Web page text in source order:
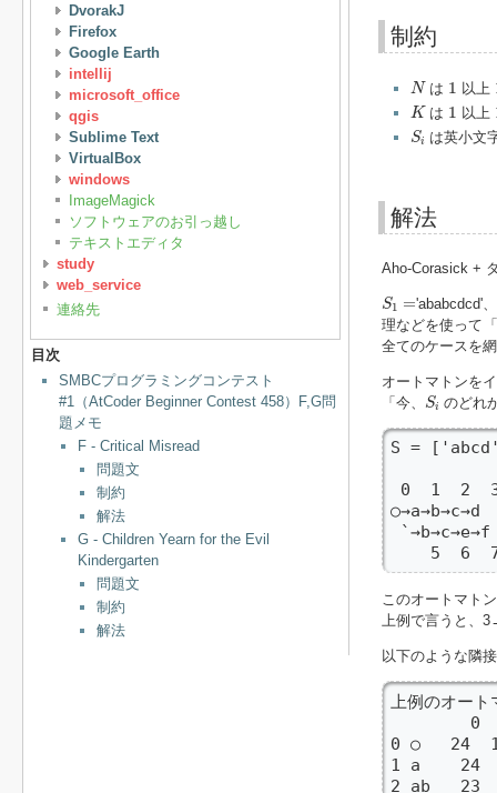
DvorakJ
Firefox
Google Earth
intellij
microsoft_office
qgis
Sublime Text
VirtualBox
windows
ImageMagick
ソフトウェアのお引っ越し
テキストエディタ
study
web_service
連絡先
目次
SMBCプログラミングコンテスト
#1（AtCoder Beginner Contest 458）F,G問
題メモ
F - Critical Misread
問題文
制約
解法
G - Children Yearn for the Evil
Kindergarten
問題文
制約
解法
制約
N
N は 1
1 以上
K
K は 1
1 以上
Si
Si は英小文
解法
Aho-Corasick +
S1 =
S1
'ababcdcd'、
理などを使って「
全てのケースを
オートマトンを
「今、
Si
Si のどれ
S =
0  1  2
○→a→b→c→d
`→b→c→e→f
5  6
このオートマト
上例で言うと、
以下のような隣
上例のオー
0
0 ○   24
1 a    24
2 ab   23